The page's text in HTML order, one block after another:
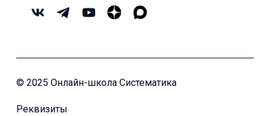
© 2025 Онлайн-школа Систематика
Реквизиты